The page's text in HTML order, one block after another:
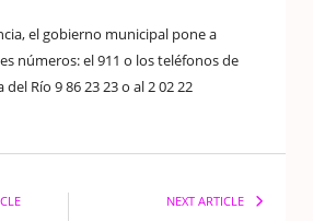
el gobierno municipal pone a
números: el 911 o los teléfonos de
Río 9 86 23 23 o al 2 02 22
NEXT ARTICLE